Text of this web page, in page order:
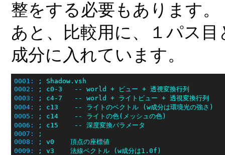
整をする必要もあります。
あと、比較用に、１パス
成分に入れています。
0001:
; Shadow.vsh
0002:
; c0-3   -- world + ビュー + 透視変換行列
0003:
; c4-7   -- world + ライトビュー + 透視変換行列
0004:
; c13    -- ライトのベクトル (w成分は環境光の強さ)
0005:
; c14    -- ライトの色(メッシュの色)
0006:
; c15    -- 深度変換パラメータ
0007:
;
0008:
; v0    頂点の座標値
0009:
; v3    法線ベクトル (w成分は1.0f)